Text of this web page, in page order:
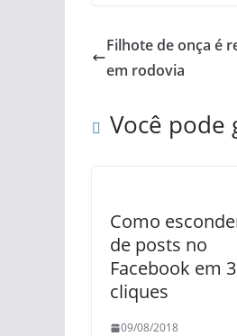
Filhote de onça é
em rodovia
Você pode
Como
de posts no
Facebook em 3
cliques
09/08/2018